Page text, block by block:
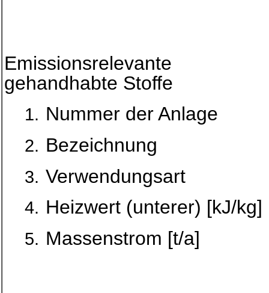
Emissionsrelevante
gehandhabte Stoffe
Nummer der Anlage
Bezeichnung
Verwendungsart
Heizwert (unterer) [kJ/kg]
Massenstrom [t/a]